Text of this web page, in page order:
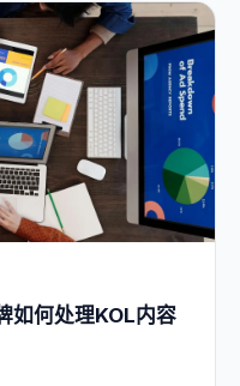
如何处理KOL内容